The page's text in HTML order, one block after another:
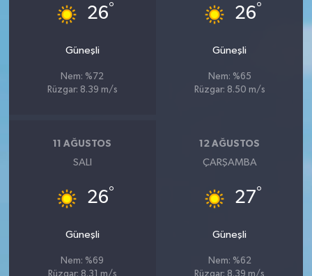
26°
Güneşli
Nem: %72
Rüzgar: 8.39 m/s
26°
Güneşli
Nem: %65
Rüzgar: 8.50 m/s
11 AĞUSTOS
SALI
26°
Güneşli
Nem: %69
12 AĞUSTOS
ÇARŞAMBA
27°
Güneşli
Nem: %62